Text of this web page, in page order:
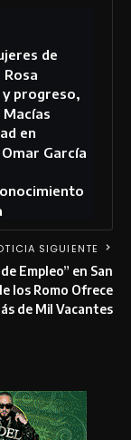
de
progreso,
en
García
SIGUIENTE
Empleo” en San
los Romo Ofrece
de Mil Vacantes